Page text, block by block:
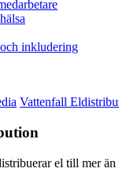
inkludering
Vattenfall
el till mer än